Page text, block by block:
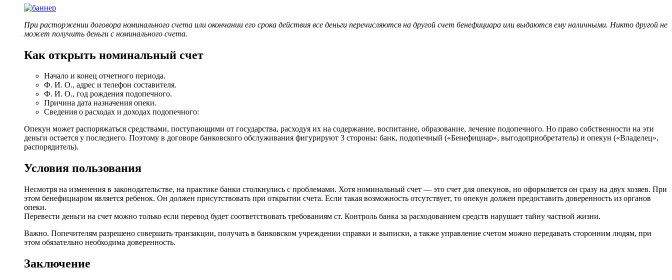
При расторжении договора номинального счета или окончании его срока действия все деньги перечисляются на другой счет бенефициара или выдаются ему наличными. Никто другой не
может получить деньги с номинального счета.
Как открыть номинальный счет
Начало и конец отчетного периода.
Ф. И. О., адрес и телефон составителя.
Ф. И. О., год рождения подопечного.
Причина дата назначения опеки.
Сведения о расходах и доходах подопечного:
Опекун может распоряжаться средствами, поступающими от государства, расходуя их на содержание, воспитание, образование, лечение подопечного. Но право собственности на эти
деньги остается у последнего. Поэтому в договоре банковского обслуживания фигурируют 3 стороны: банк, подопечный («Бенефициар», выгодоприобретатель) и опекун («Владелец»,
распорядитель).
Условия пользования
Несмотря на изменения в законодательстве, на практике банки столкнулись с проблемами. Хотя номинальный счет — это счет для опекунов, но оформляется он сразу на двух хозяев. При
этом бенефициаром является ребенок. Он должен присутствовать при открытии счета. Если такая возможность отсутствует, то опекун должен предоставить доверенность из органов
опеки.
Перевести деньги на счет можно только если перевод будет соответствовать требованиям ст. Контроль банка за расходованием средств нарушает тайну частной жизни.
Важно. Попечителям разрешено совершать транзакции, получать в банковском учреждении справки и выписки, а также управление счетом можно передавать сторонним людям, при
этом обязательно необходима доверенность.
Заключение